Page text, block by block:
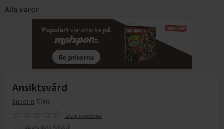
Alla varor
Ansiktsvård
Eucerin 50ml
Skriv omdöme
Spara som favorit